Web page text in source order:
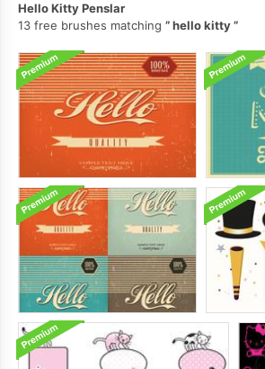
Hello Kitty Penslar
13 free brushes matching
hello kitty